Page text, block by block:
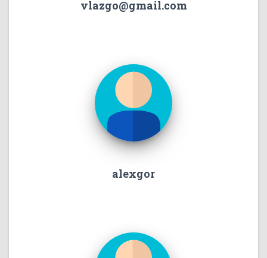
vlazgo@gmail.com
alexgor